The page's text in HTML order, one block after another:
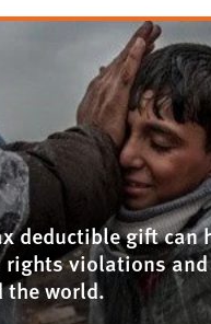
deductible gift can
rights violations
the world.